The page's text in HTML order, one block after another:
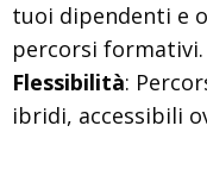
tuoi dipendenti e
percorsi formativi.
Flessibilità:
ibridi, accessibili